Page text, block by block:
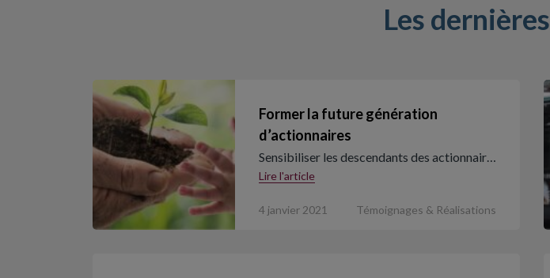
Les dernières
Former la future génération
d’actionnaires
Sensibiliser les descendants des actionnair…
Lire l'article
4 janvier 2021 Témoignages & Réalisations